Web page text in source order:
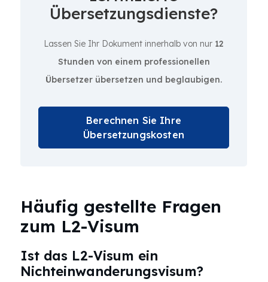
Übersetzungsdienste?
Lassen Sie Ihr Dokument innerhalb von nur 12
Stunden von einem professionellen
Übersetzer übersetzen und beglaubigen.
Berechnen Sie Ihre
Übersetzungskosten
Häufig gestellte Fragen
zum L2-Visum
Ist das L2-Visum ein
Nichteinwanderungsvisum?